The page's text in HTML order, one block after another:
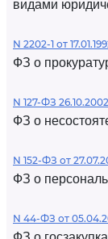
видами
N 2202-1 от
ФЗ о
N 127-ФЗ 26.10.2002
ФЗ о
N 152-ФЗ от
ФЗ о
N 44-ФЗ от